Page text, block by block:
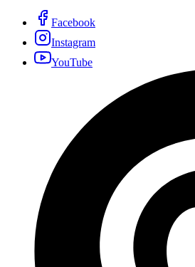
Facebook
Instagram
YouTube